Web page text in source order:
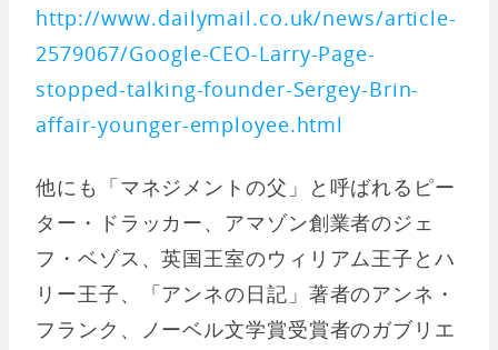
http://www.dailymail.co.uk/news/article-
2579067/Google-CEO-Larry-Page-
stopped-talking-founder-Sergey-Brin-
affair-younger-employee.html
他にも「マネジメントの父」と呼ばれるピー
ター・ドラッカー、アマゾン創業者のジェ
フ・ベゾス、英国王室のウィリアム王子とハ
リー王子、「アンネの日記」著者のアンネ・
フランク、ノーベル文学賞受賞者のガブリエ